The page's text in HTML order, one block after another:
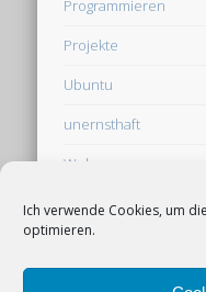
Ich verwende Cookies, um
optimieren.
Programmieren
Projekte
Ubuntu
unernsthaft
Web
Webseite
Werbung auf